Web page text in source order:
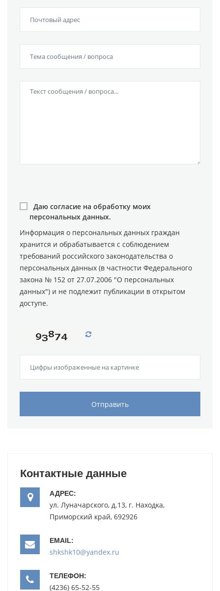
Даю согласие на обработку моих
персональных данных.
Информация о персональных данных граждан
хранится и обрабатывается с соблюдением
требований российского законодательства о
персональных данных (в частности Федерального
закона № 152 от 27.07.2006 "О персональных
данных") и не подлежит публикации в открытом
доступе.
Отправить
Контактные данные
АДРЕС:
ул. Луначарского, д.13, г. Находка,
Приморский край, 692926
EMAIL:
shkshk10@yandex.ru
ТЕЛЕФОН:
(4236) 65-52-55